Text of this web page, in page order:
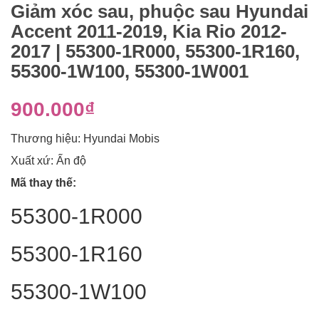
Giảm xóc sau, phuộc sau Hyundai
Accent 2011-2019, Kia Rio 2012-
2017 | 55300-1R000, 55300-1R160,
55300-1W100, 55300-1W001
900.000₫
Thương hiệu: Hyundai Mobis
Xuất xứ: Ấn độ
Mã thay thế:
55300-1R000
55300-1R160
55300-1W100